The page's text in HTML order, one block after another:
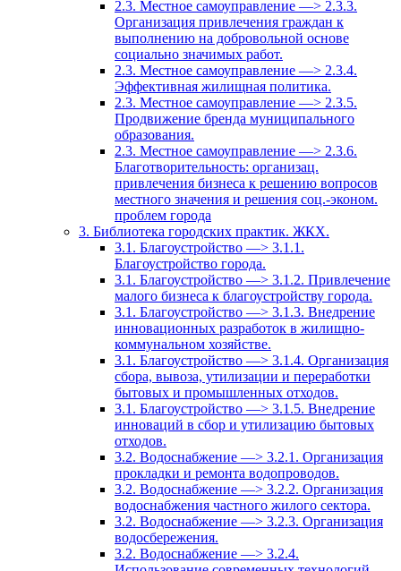
2.3. Местное самоуправление —> 2.3.3.
Организация привлечения граждан к
выполнению на добровольной основе
социально значимых работ.
2.3. Местное самоуправление —> 2.3.4.
Эффективная жилищная политика.
2.3. Местное самоуправление —> 2.3.5.
Продвижение бренда муниципального
образования.
2.3. Местное самоуправление —> 2.3.6.
Благотворительность: организац.
привлечения бизнеса к решению вопросов
местного значения и решения соц.-эконом.
проблем города
3. Библиотека городских практик. ЖКХ.
3.1. Благоустройство —> 3.1.1.
Благоустройство города.
3.1. Благоустройство —> 3.1.2. Привлечение
малого бизнеса к благоустройству города.
3.1. Благоустройство —> 3.1.3. Внедрение
инновационных разработок в жилищно-
коммунальном хозяйстве.
3.1. Благоустройство —> 3.1.4. Организация
сбора, вывоза, утилизации и переработки
бытовых и промышленных отходов.
3.1. Благоустройство —> 3.1.5. Внедрение
инноваций в сбор и утилизацию бытовых
отходов.
3.2. Водоснабжение —> 3.2.1. Организация
прокладки и ремонта водопроводов.
3.2. Водоснабжение —> 3.2.2. Организация
водоснабжения частного жилого сектора.
3.2. Водоснабжение —> 3.2.3. Организация
водосбережения.
3.2. Водоснабжение —> 3.2.4.